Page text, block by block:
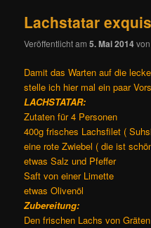
Lachstatar
Veröffentlicht am5. Mai 2014
Damit das Warten auf die
stelle ich hier mal ein paar
LACHSTATAR:
Zutaten für 4 Personen
400g frisches Lachsfilet (
eine rote Zwiebel ( die ist
etwas Salz und Pfeffer
Saft von einer Limette
etwas Olivenöl
Zubereitung:
Den frischen Lachs von